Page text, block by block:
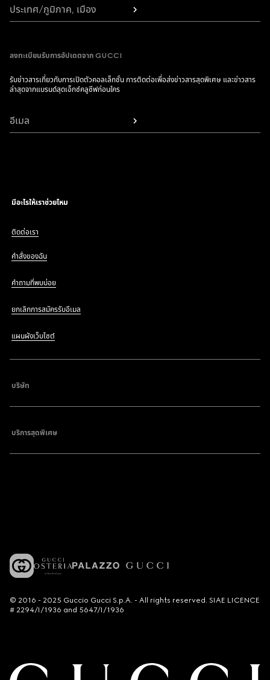
ประเทศ/ภูมิภาค, เมือง
ลงทะเบียนรับการอัปเดตจาก GUCCI
รับข่าวสารเกี่ยวกับการเปิดตัวคอลเล็กชั่น การติดต่อเพื่อส่งข่าวสารสุดพิเศษ และข่าวสาร
ล่าสุดจากแบรนด์สุดเอ็กซ์คลูซีฟก่อนใคร
อีเมล
มีอะไรให้เราช่วยไหม
ติดต่อเรา
คำสั่งของฉัน
คำถามที่พบบ่อย
ยกเลิกการสมัครรับอีเมล
แผนผังเว็บไซต์
บริษัท
บริการสุดพิเศษ
© 2016 - 2025 Guccio Gucci S.p.A. - All rights reserved. SIAE LICENCE
# 2294/I/1936 and 5647/I/1936